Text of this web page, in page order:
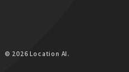
© 2026 Location AI.